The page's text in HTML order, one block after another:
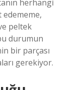
herhangi
peltek
durumun
bir parçası
gerekiyor.